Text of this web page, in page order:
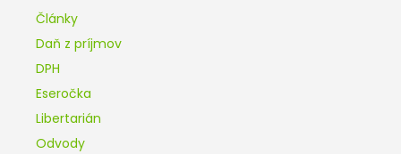
Články
Daň z príjmov
DPH
Eseročka
Libertarián
Odvody